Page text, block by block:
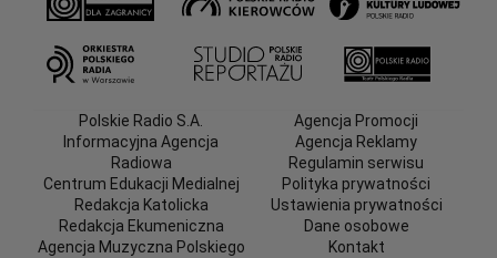
Polskie Radio S.A.
Informacyjna Agencja
Radiowa
Centrum Edukacji Medialnej
Redakcja Katolicka
Redakcja Ekumeniczna
Agencja Muzyczna Polskiego
Agencja Promocji
Agencja Reklamy
Regulamin serwisu
Polityka prywatności
Ustawienia prywatności
Dane osobowe
Kontakt